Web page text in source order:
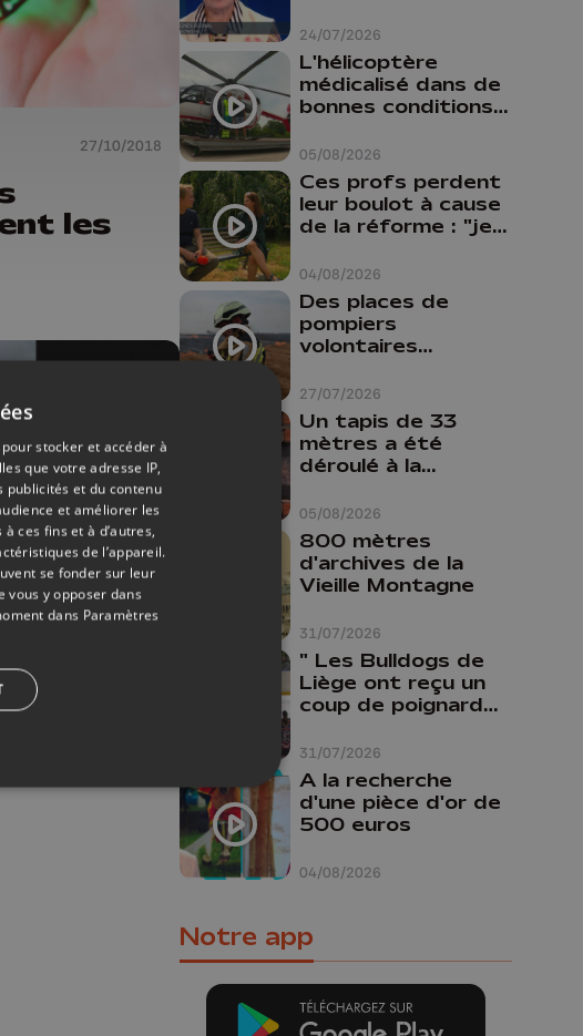
27/10/2018
les
la
!
24/07/2026
05/08/2026
L'hélicoptère
médicalisé dans de
bonnes conditions à
04/08/2026
Ces profs perdent
leur boulot à cause
de la réforme : "je
comme prof que
comme
pharmacienne"
27/07/2026
Des places de
pompiers
volontaires
province de Liège :
"Un citoyen qui
n'est formé ne
peut pas nous
aider"
05/08/2026
Un tapis de 33
mètres a été
déroulé à la
Liège
31/07/2026
800 mètres
d'archives de la
Vieille Montagne
31/07/2026
" Les Bulldogs de
Liège ont reçu un
coup de poignard
04/08/2026
A la recherche
d'une pièce d'or de
500 euros
Notre app
stocker et accéder à
que votre adresse IP,
publicités et du contenu
et améliorer les
ces fins et à d’autres,
de l’appareil.
se fonder sur leur
y opposer dans
dans Paramètres